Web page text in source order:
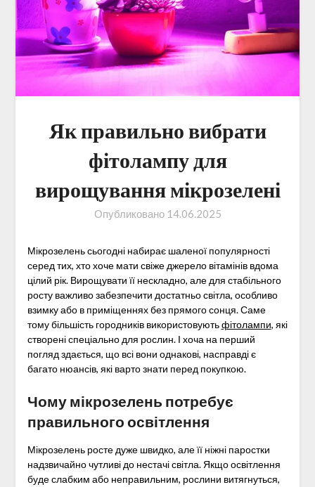
Як правильно вибрати
фітолампу для
вирощування мікрозелені
Опубликовано 14.06.2025
Мікрозелень сьогодні набирає шаленої популярності
серед тих, хто хоче мати свіже джерело вітамінів вдома
цілий рік. Вирощувати її нескладно, але для стабільного
росту важливо забезпечити достатньо світла, особливо
взимку або в приміщеннях без прямого сонця. Саме
тому більшість городників використовуютьфітолампи, які
створені спеціально для рослин. І хоча на перший
погляд здається, що всі вони однакові, насправді є
багато нюансів, які варто знати перед покупкою.
Чому мікрозелень потребує
правильного освітлення
Мікрозелень росте дуже швидко, але її ніжні паростки
надзвичайно чутливі до нестачі світла. Якщо освітлення
буде слабким або неправильним, рослини витягнуться,